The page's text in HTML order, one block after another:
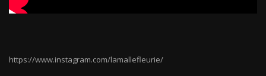
https://www.instagram.com/lamallefleurie/